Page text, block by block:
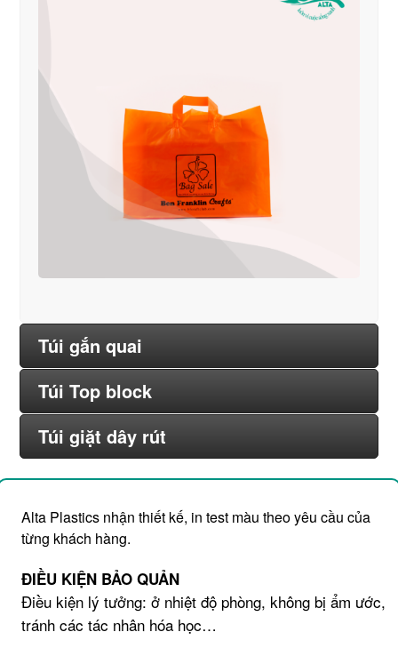
Túi gắn quai
Túi Top block
Túi giặt dây rút
Alta Plastics nhận thiết kế, in test màu theo yêu cầu của
từng khách hàng.
ĐIỀU KIỆN BẢO QUẢN
Điều kiện lý tưởng: ở nhiệt độ phòng, không bị ẩm ước,
tránh các tác nhân hóa học…